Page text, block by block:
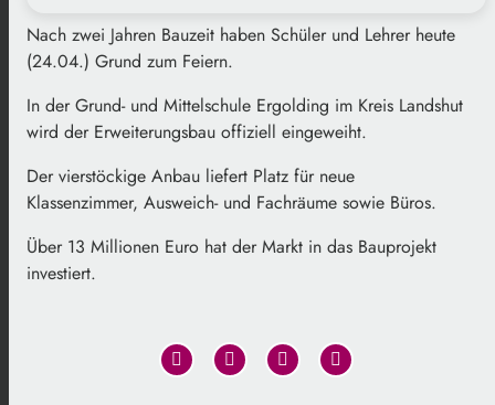
Nach zwei Jahren Bauzeit haben Schüler und Lehrer heute
(24.04.) Grund zum Feiern.
In der Grund- und Mittelschule Ergolding im Kreis Landshut
wird der Erweiterungsbau offiziell eingeweiht.
Der vierstöckige Anbau liefert Platz für neue
Klassenzimmer, Ausweich- und Fachräume sowie Büros.
Über 13 Millionen Euro hat der Markt in das Bauprojekt
investiert.